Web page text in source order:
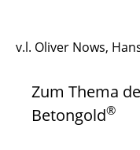
v.l. Oliver Nows,
Zum Thema
Betongold®